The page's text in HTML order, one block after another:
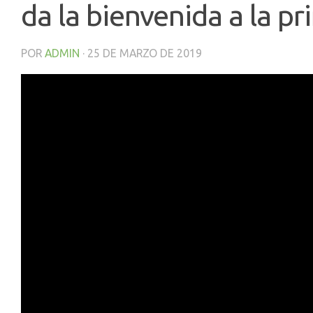
da la bienvenida a la
POR ADMIN · 25 DE MARZO DE 2019